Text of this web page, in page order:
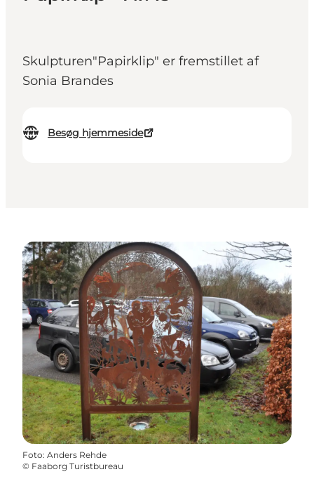
Skulpturen"Papirklip" er fremstillet af
Sonia Brandes
Besøg hjemmeside
Foto: Anders Rehde
© Faaborg Turistbureau